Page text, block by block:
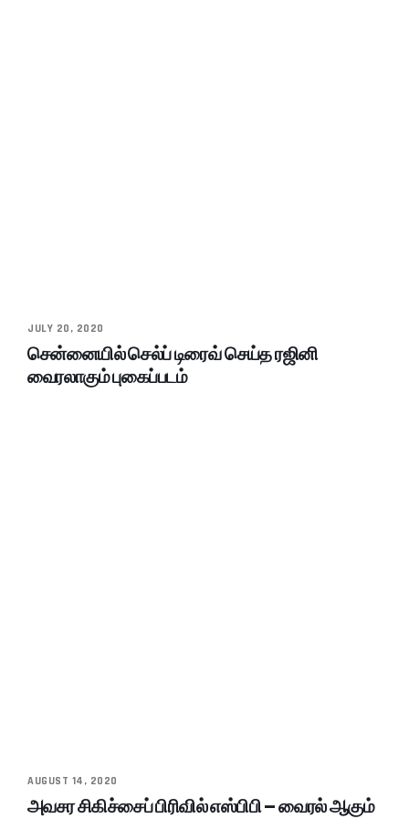
JULY 20, 2020
சென்னையில் செல்ப் டிரைவ் செய்த ரஜினி
வைரலாகும் புகைப்படம்
AUGUST 14, 2020
அவசர சிகிச்சைப் பிரிவில் எஸ்பிபி – வைரல் ஆகும்